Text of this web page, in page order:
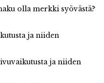
olla merkki syövästä?
ja niiden
ja niiden